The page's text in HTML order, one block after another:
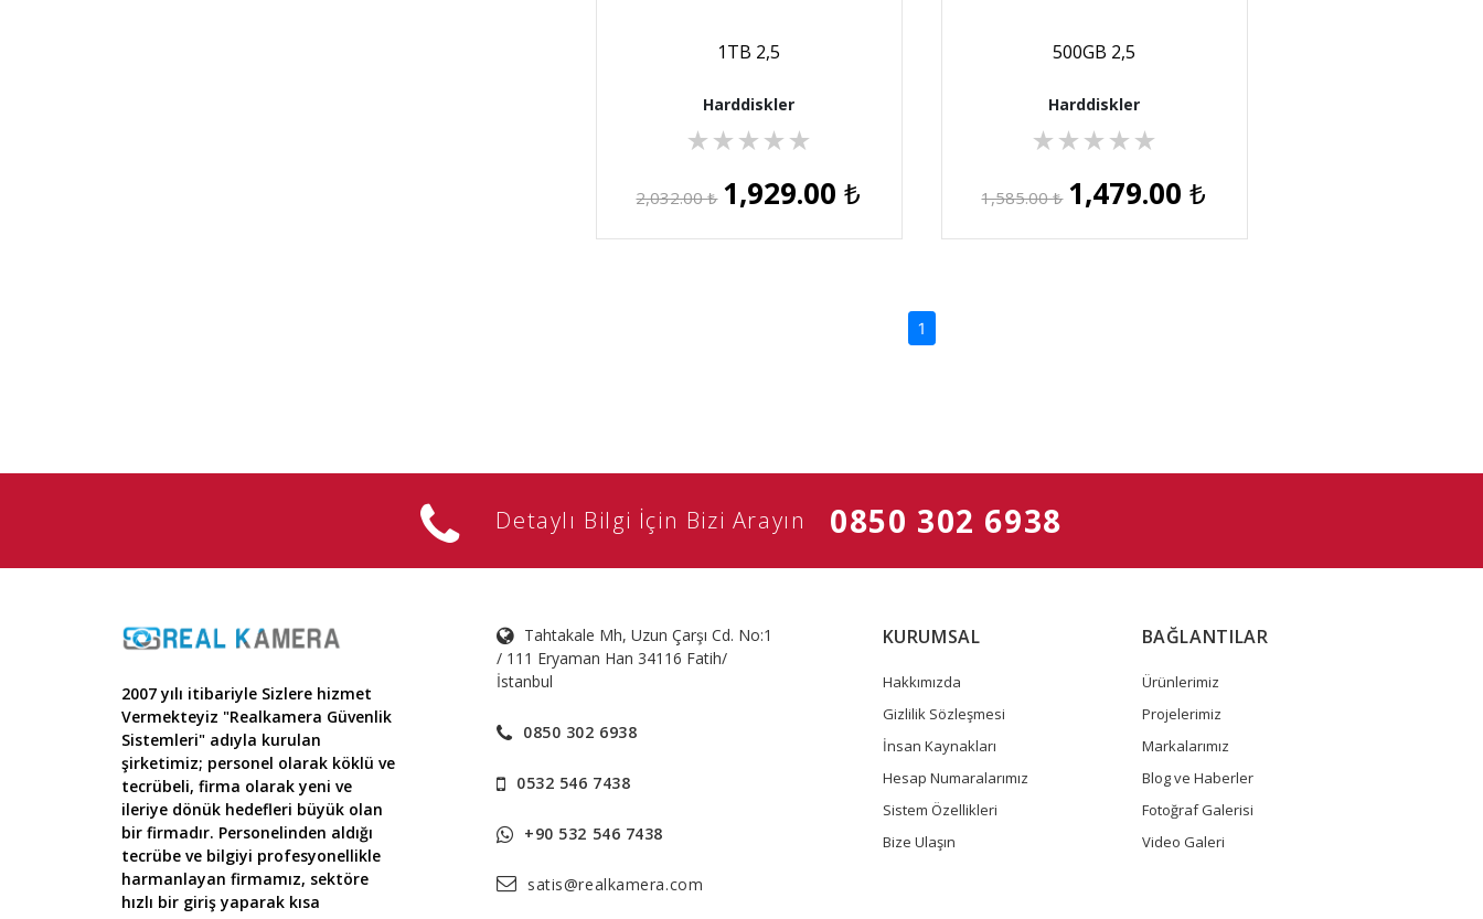
1TB 2,5
Harddiskler
★ ★ ★ ★ ★
2,032.00₺ 1,929.00₺
500GB 2,5
Harddiskler
★ ★ ★ ★ ★
1,585.00₺ 1,479.00₺
1
Detaylı Bilgi İçin Bizi Arayın 0850 302 6938
2007 yılı itibariyle Sizlere hizmet
Vermekteyiz "Realkamera Güvenlik
Sistemleri" adıyla kurulan
şirketimiz; personel olarak köklü ve
tecrübeli, firma olarak yeni ve
ileriye dönük hedefleri büyük olan
bir firmadır. Personelinden aldığı
tecrübe ve bilgiyi profesyonellikle
harmanlayan firmamız, sektöre
hızlı bir giriş yaparak kısa
Tahtakale Mh, Uzun Çarşı Cd. No:1
/ 111 Eryaman Han 34116 Fatih/
İstanbul
0850 302 6938
0532 546 7438
+90 532 546 7438
satis@realkamera.com
KURUMSAL
Hakkımızda
Gizlilik Sözleşmesi
İnsan Kaynakları
Hesap Numaralarımız
Sistem Özellikleri
Bize Ulaşın
BAĞLANTILAR
Ürünlerimiz
Projelerimiz
Markalarımız
Blog ve Haberler
Fotoğraf Galerisi
Video Galeri